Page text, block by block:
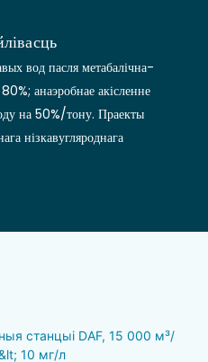
вод пасля метабалічна-
анаэробнае акісленне
на 50%/тону. Праекты
нізкавугляроднага